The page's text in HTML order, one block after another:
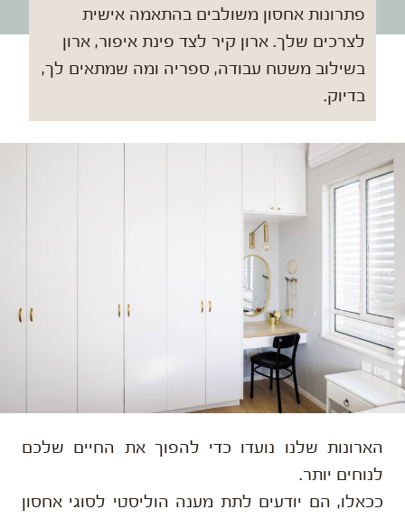
פתרונות אחסון משולבים בהתאמה אישית
לצרכים שלך. ארון קיר לצד פינת איפור, ארון
בשילוב משטח עבודה, ספריה ומה שמתאים לך,
בדיוק.
הארונות שלנו נועדו כדי להפוך את החיים שלכם
לנוחים יותר.
ככאלו, הם יודעים לתת מענה הוליסטי לסוגי אחסון